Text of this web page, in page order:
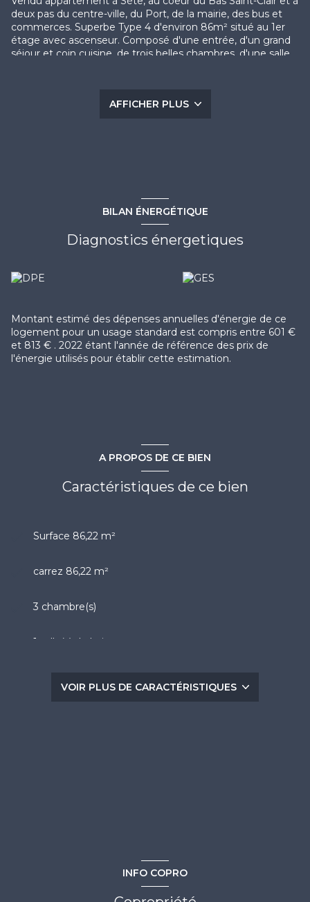
deux pas du centre-ville, du Port, de la mairie, des bus et
commerces. Superbe Type 4 d'environ 86m² situé au 1er
étage avec ascenseur. Composé d'une entrée, d'un grand
séjour et coin cuisine, de trois belles chambres, d'une salle
sur le Mont Saint-Clair et offrant des vues à couper le
AFFICHER PLUS
BILAN ÉNERGÉTIQUE
Diagnostics énergetiques
Montant estimé des dépenses annuelles d'énergie de ce
logement pour un usage standard est compris entre 601 €
et 813 € . 2022 étant l'année de référence des prix de
l'énergie utilisés pour établir cette estimation.
A PROPOS DE CE BIEN
Caractéristiques de ce bien
Surface 86,22 m²
carrez 86,22 m²
3 chambre(s)
1 salle(s) de bain
VOIR PLUS DE CARACTÉRISTIQUES
INFO COPRO